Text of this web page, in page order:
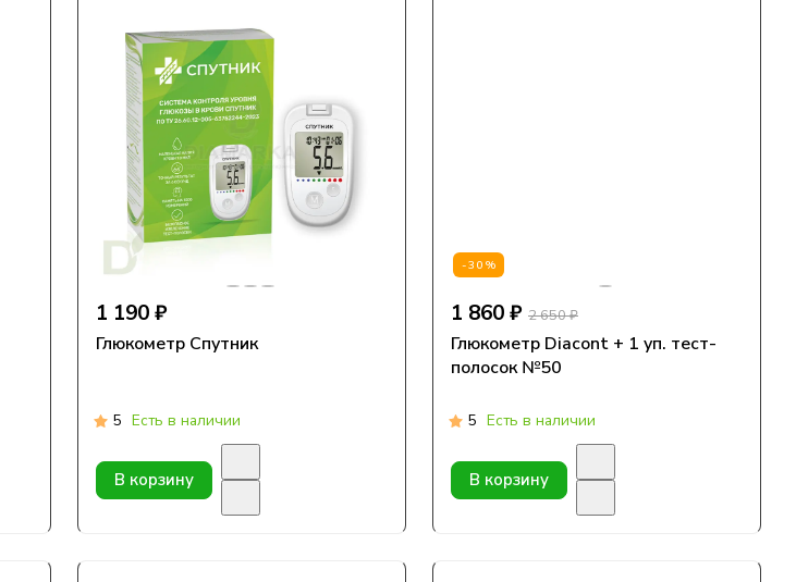
1 190 ₽
Глюкометр Спутник
5 Есть в наличии
В корзину
-30%
1 860 ₽ 2 650 ₽
Глюкометр Diacont + 1 уп. тест-
полосок №50
5 Есть в наличии
В корзину